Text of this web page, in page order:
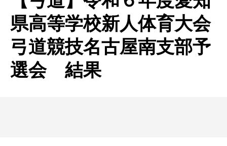
県高等学校新人体育大会
弓道競技名古屋南支部予
選会 結果